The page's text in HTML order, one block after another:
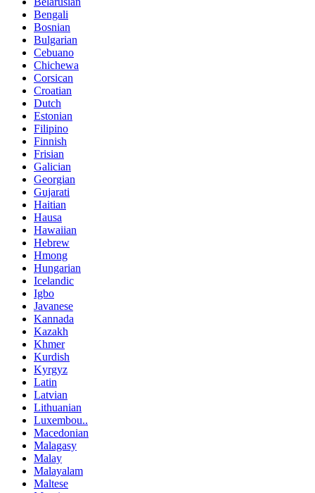
Bengali
Bosnian
Bulgarian
Cebuano
Chichewa
Corsican
Croatian
Dutch
Estonian
Filipino
Finnish
Frisian
Galician
Georgian
Gujarati
Haitian
Hausa
Hawaiian
Hebrew
Hmong
Hungarian
Icelandic
Igbo
Javanese
Kannada
Kazakh
Khmer
Kurdish
Kyrgyz
Latin
Latvian
Lithuanian
Luxembou..
Macedonian
Malagasy
Malay
Malayalam
Maltese